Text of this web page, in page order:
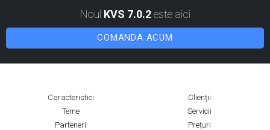
Noul KVS 7.0.2este aici
COMANDA ACUM
Caracteristici
Clienții
Teme
Servicii
Parteneri
Prețuri